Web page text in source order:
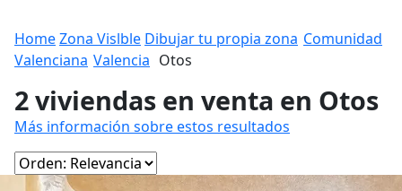
HomeZona Vislble Dibujar tu propia zona Comunidad
Valenciana Valencia Otos
2 viviendas en venta en Otos
Más información sobre estos resultados